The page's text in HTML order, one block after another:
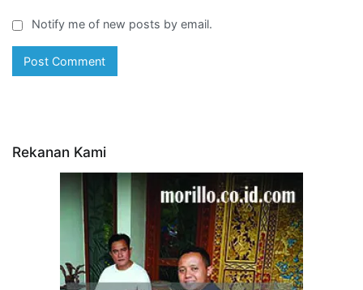
Notify me of new posts by email.
Rekanan Kami